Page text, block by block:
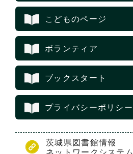
こどものページ
ボランティア
ブックスタート
プライバシーポリシー
茨城県図書館情報
ネットワークシステム